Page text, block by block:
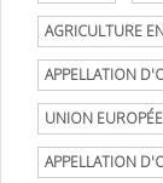
AGRICULTURE
APPELLATION
UNION
APPELLATION